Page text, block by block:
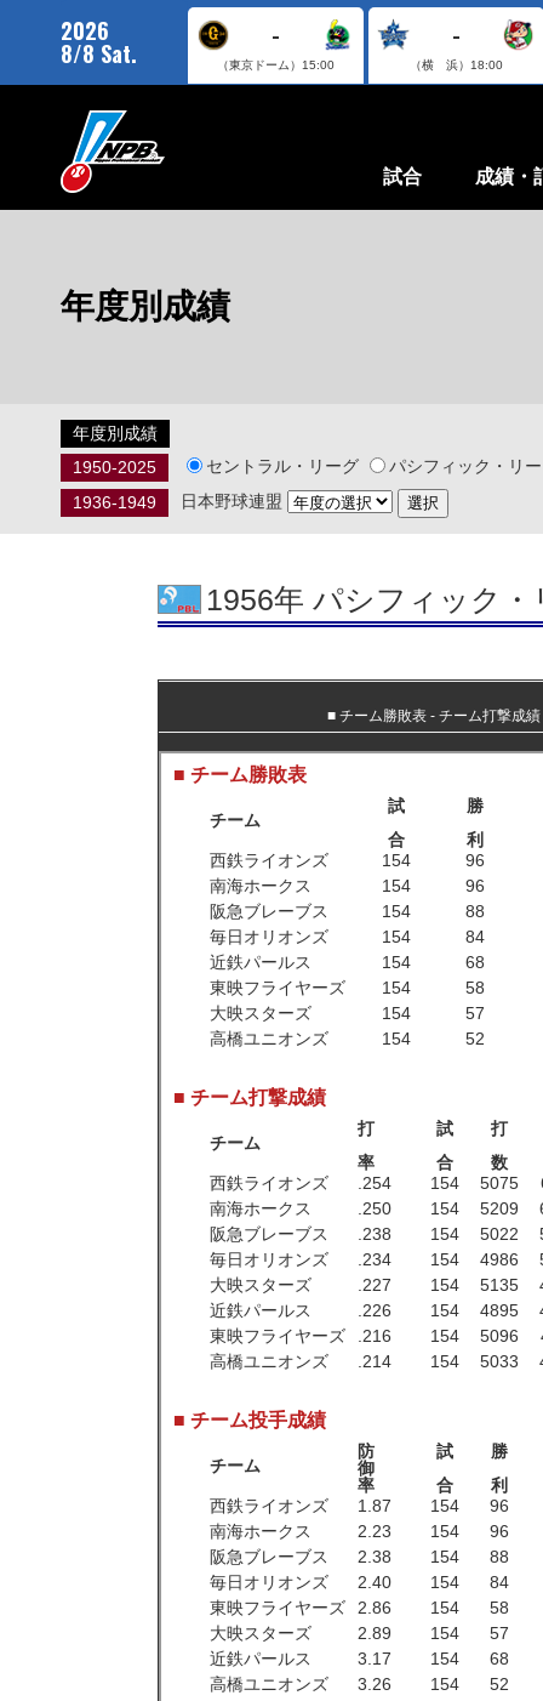
2026
8/8 Sat.
-
（東京ドーム） 15:00
-
（横 浜） 18:00
試合 成績・
年度別成績
年度別成績
1950-2025
セントラル・リーグ
パシフィック・リ
1936-1949
日本野球連盟
1956年 パシフィック・
■ チーム勝敗表 ‐ チーム打撃成績
■ チーム勝敗表
チーム
試
合
勝
利
西鉄ライオンズ
154
96
南海ホークス
154
96
阪急ブレーブス
154
88
毎日オリオンズ
154
84
近鉄パールス
154
68
東映フライヤーズ
154
58
大映スターズ
154
57
高橋ユニオンズ
154 52
■ チーム打撃成績
チーム
打
率
試
合
打
数
西鉄ライオンズ
.254 154 5075
南海ホークス
.250 154 5209
阪急ブレーブス
.238 154 5022
毎日オリオンズ
.234 154 4986
大映スターズ
.227 154 5135
近鉄パールス
.226 154 4895
東映フライヤーズ
.216 154 5096
高橋ユニオンズ
.214 154 5033
■ チーム投手成績
チーム
防
御
率
試
合
勝
利
西鉄ライオンズ
1.87 154
96
南海ホークス
2.23 154
96
阪急ブレーブス
2.38 154
88
毎日オリオンズ
2.40 154
84
東映フライヤーズ
2.86 154
58
大映スターズ
2.89 154
57
近鉄パールス
3.17 154
68
高橋ユニオンズ
3.26 154 52